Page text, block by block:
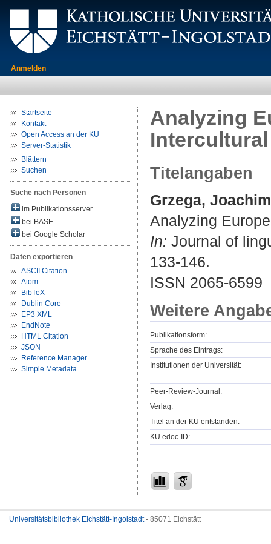
Anmelden
Startseite
Kontakt
Open Access an der KU
Server-Statistik
Blättern
Suchen
Suche nach Personen
im Publikationsserver
bei BASE
bei Google Scholar
Daten exportieren
ASCII Citation
Atom
BibTeX
Dublin Core
EP3 XML
EndNote
HTML Citation
JSON
Reference Manager
Simple Metadata
Analyzing
Titelangaben
Grzega, Joachim
Analyzing
In: Journal of
133-146.
ISSN 2065-6599
Weitere
Publikationsform:
Sprache des Eintrags:
Institutionen der Universität:
Peer-Review-Journal:
Verlag:
Titel an der KU entstanden:
KU.edoc-ID:
Universitätsbibliothek Eichstätt-Ingolstadt- 85071 Eichstätt